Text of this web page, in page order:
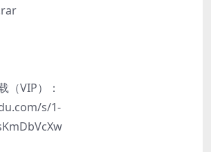
VIP）：
s/1-